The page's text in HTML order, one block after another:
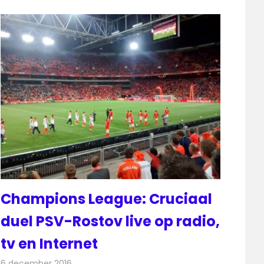
Champions League: Cruciaal
duel PSV-Rostov live op radio,
tv en Internet